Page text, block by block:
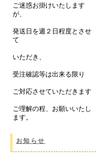
ご迷惑お掛けいたします
が、
発送日を週２日程度とさせ
て
いただき、
受注確認等は出来る限り
ご対応させていただきます
ご理解の程、お願いいたし
ます。
お知らせ